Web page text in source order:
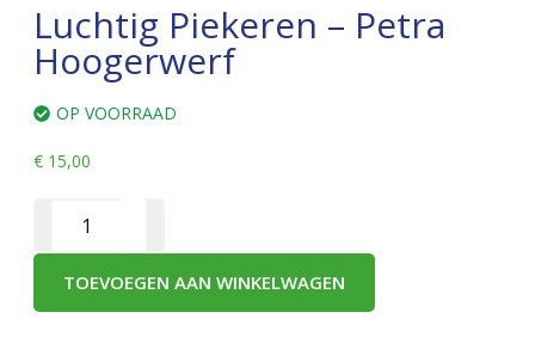
Luchtig Piekeren – Petra
Hoogerwerf
OP VOORRAAD
€ 15,00
TOEVOEGEN AAN WINKELWAGEN